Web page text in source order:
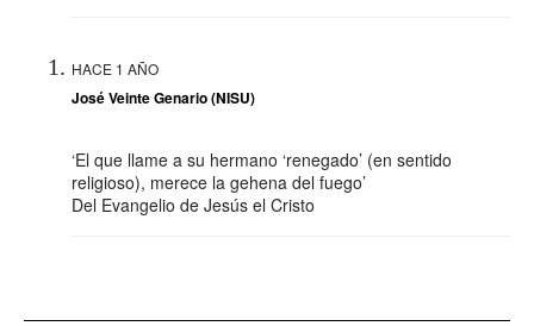
HACE 1 AÑO
José Veinte Genario (NISU)
‘El que llame a su hermano ‘renegado’ (en sentido
religioso), merece la gehena del fuego’
Del Evangelio de Jesús el Cristo